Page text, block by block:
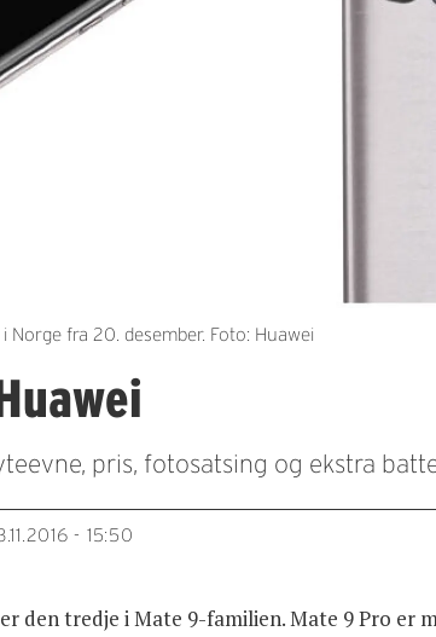
Norge fra 20. desember. Foto: Huawei
pris, fotosatsing og ekstra
- 15:50
den tredje i Mate 9-familien. Mate 9 Pro er